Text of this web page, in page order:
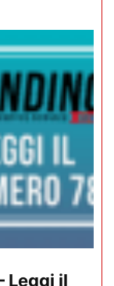
Leggi il